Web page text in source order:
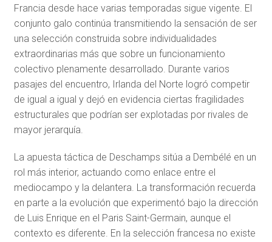
Francia desde hace varias temporadas sigue vigente. El
conjunto galo continúa transmitiendo la sensación de ser
una selección construida sobre individualidades
extraordinarias más que sobre un funcionamiento
colectivo plenamente desarrollado. Durante varios
pasajes del encuentro, Irlanda del Norte logró competir
de igual a igual y dejó en evidencia ciertas fragilidades
estructurales que podrían ser explotadas por rivales de
mayor jerarquía.
La apuesta táctica de Deschamps sitúa a Dembélé en un
rol más interior, actuando como enlace entre el
mediocampo y la delantera. La transformación recuerda
en parte a la evolución que experimentó bajo la dirección
de Luis Enrique en el Paris Saint-Germain, aunque el
contexto es diferente. En la selección francesa no existe